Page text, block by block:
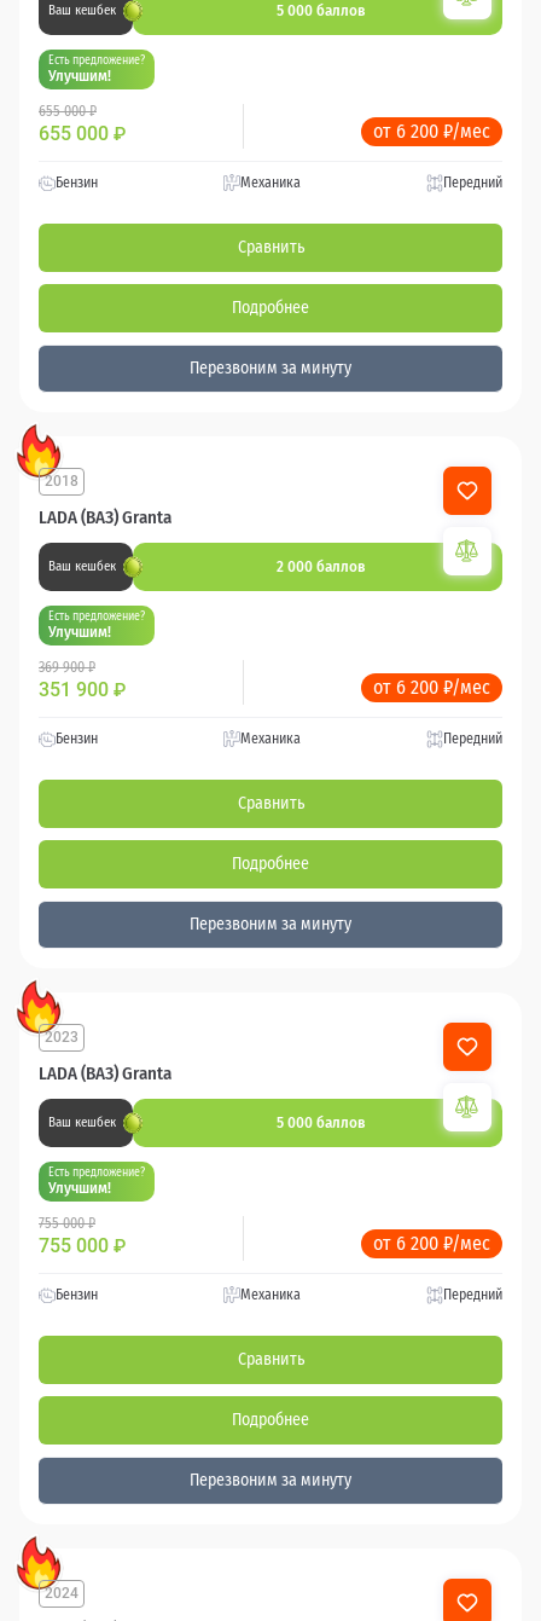
Ваш кешбек 5 000 баллов
Есть предложение?
Улучшим!
655 000 ₽
655 000 ₽ от 6 200 ₽/мес
Бензин Механика Передний
Сравнить
Подробнее
Перезвоним за минуту
LADA (ВАЗ) Granta
2018
Ваш кешбек 2 000 баллов
Есть предложение?
Улучшим!
369 900 ₽
351 900 ₽ от 6 200 ₽/мес
Бензин Механика Передний
Сравнить
Подробнее
Перезвоним за минуту
LADA (ВАЗ) Granta
2023
Ваш кешбек 5 000 баллов
Есть предложение?
Улучшим!
755 000 ₽
755 000 ₽ от 6 200 ₽/мес
Бензин Механика Передний
Сравнить
Подробнее
Перезвоним за минуту
2024